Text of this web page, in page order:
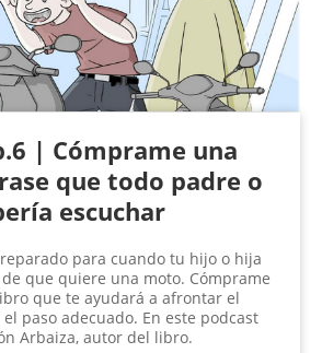
| Cómprame una
que todo padre o
escuchar
para cuando tu hijo o hija
que quiere una moto. Cómprame
que te ayudará a afrontar el
paso adecuado. En este podcast
Arbaiza, autor del libro.